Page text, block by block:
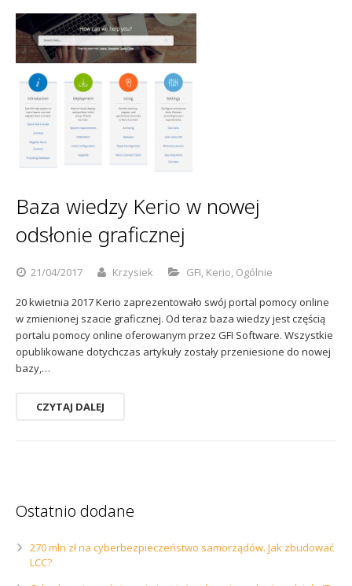
Kerio
Serwery pocztowe
Sophos
Szkolenia
Kontakt
Polityka prywatności
Baza wiedzy Kerio w nowej
odsłonie graficznej
21/04/2017 Krzysiek GFI, Kerio, Ogólnie
20 kwietnia 2017 Kerio zaprezentowało swój portal pomocy online
w zmienionej szacie graficznej. Od teraz baza wiedzy jest częścią
portalu pomocy online oferowanym przez GFI Software. Wszystkie
opublikowane dotychczas artykuły zostały przeniesione do nowej
bazy,…
CZYTAJ DALEJ
Ostatnio dodane
270 mln zł na cyberbezpieczeństwo samorządów. Jak zbudować
LCC?